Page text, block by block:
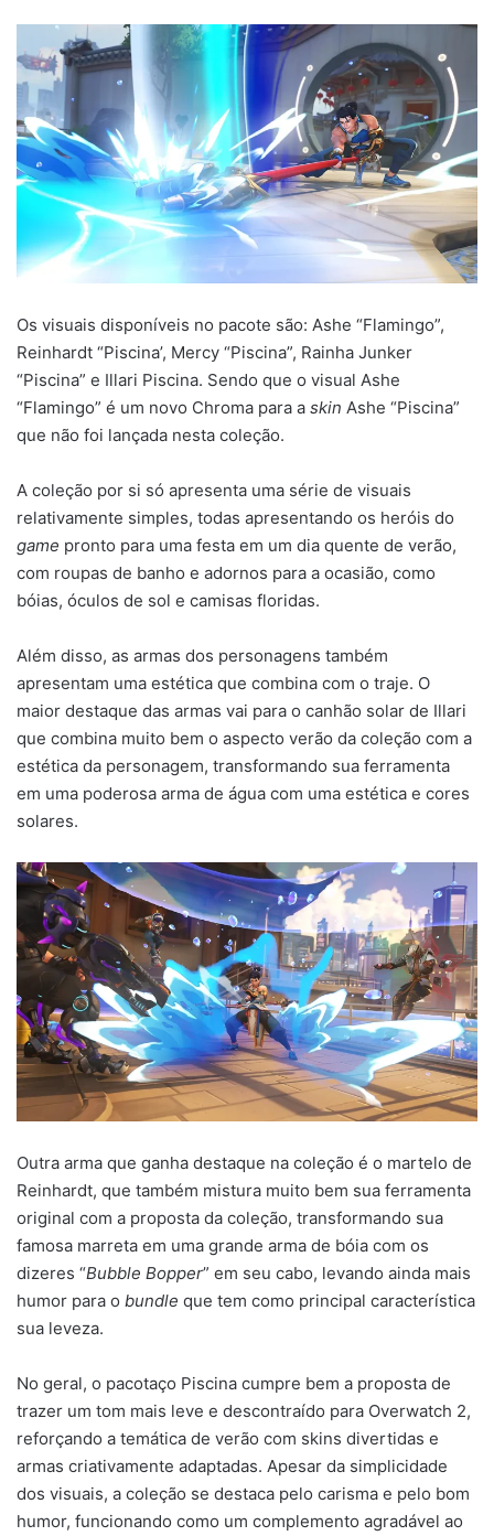
Os visuais disponíveis no pacote são: Ashe “Flamingo”,
Reinhardt “Piscina’, Mercy “Piscina”, Rainha Junker
“Piscina” e Illari Piscina. Sendo que o visual Ashe
“Flamingo” é um novo Chroma para a skin Ashe “Piscina”
que não foi lançada nesta coleção.
A coleção por si só apresenta uma série de visuais
relativamente simples, todas apresentando os heróis do
game pronto para uma festa em um dia quente de verão,
com roupas de banho e adornos para a ocasião, como
bóias, óculos de sol e camisas floridas.
Além disso, as armas dos personagens também
apresentam uma estética que combina com o traje. O
maior destaque das armas vai para o canhão solar de Illari
que combina muito bem o aspecto verão da coleção com a
estética da personagem, transformando sua ferramenta
em uma poderosa arma de água com uma estética e cores
solares.
Outra arma que ganha destaque na coleção é o martelo de
Reinhardt, que também mistura muito bem sua ferramenta
original com a proposta da coleção, transformando sua
famosa marreta em uma grande arma de bóia com os
dizeres “Bubble Bopper” em seu cabo, levando ainda mais
humor para o bundle que tem como principal característica
sua leveza.
No geral, o pacotaço Piscina cumpre bem a proposta de
trazer um tom mais leve e descontraído para Overwatch 2,
reforçando a temática de verão com skins divertidas e
armas criativamente adaptadas. Apesar da simplicidade
dos visuais, a coleção se destaca pelo carisma e pelo bom
humor, funcionando como um complemento agradável ao